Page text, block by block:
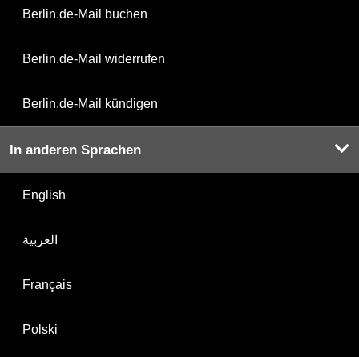
Berlin.de-Mail buchen
Berlin.de-Mail widerrufen
Berlin.de-Mail kündigen
In anderen Sprachen
English
العربية
Français
Polski